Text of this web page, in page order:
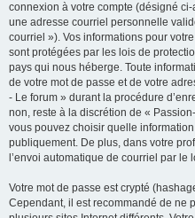
connexion à votre compte (désigné
une adresse courriel personnelle
courriel »). Vos informations pour
sont protégées par les lois de
pays qui nous héberge. Toute
de votre mot de passe et de votre
- Le forum » durant la procédure
non, reste à la discrétion de «
vous pouvez choisir quelle
publiquement. De plus, dans votre
l’envoi automatique de courriel par le
Votre mot de passe est crypté
Cependant, il est recommandé de ne